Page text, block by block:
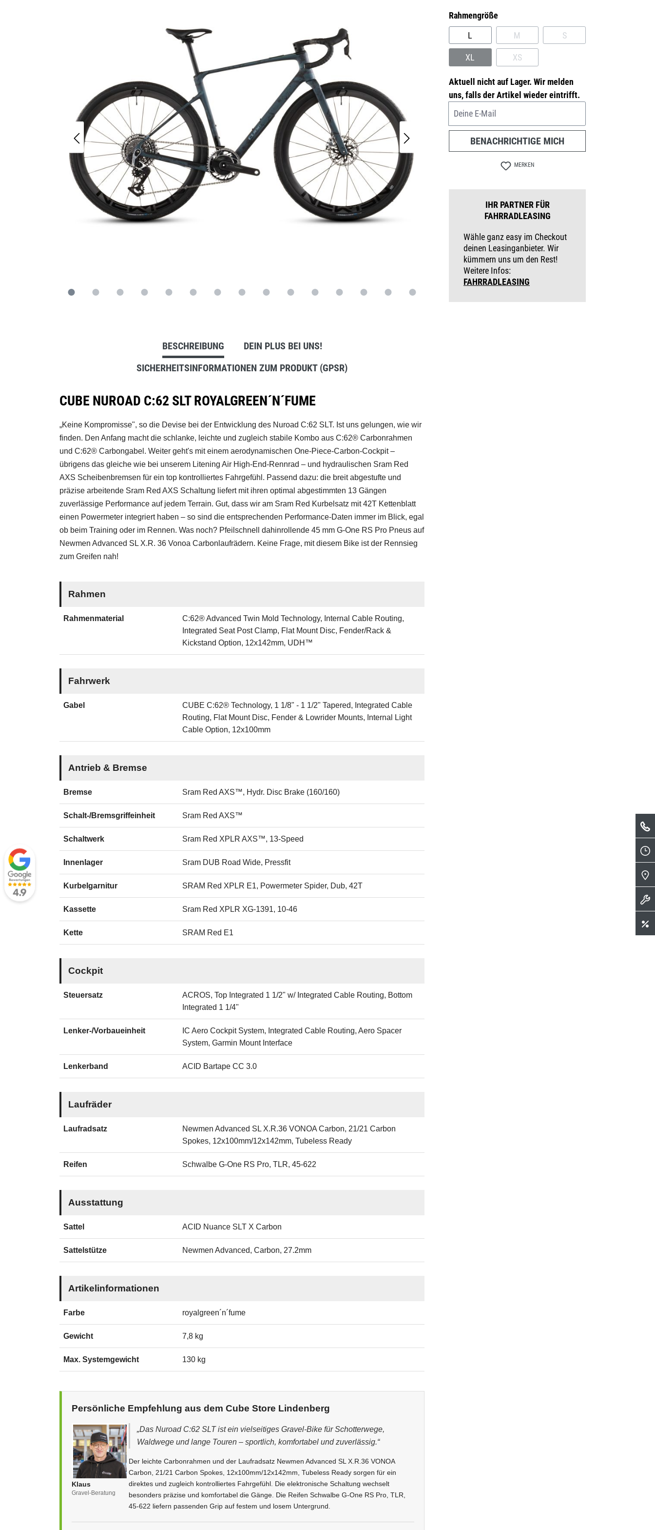
E-Bike Transport
Trekking Flaschenhalter
Pedale
Helme
Schlösser
Beleuchtung
Werkzeug
Bosch E Bike
Anbausets
Rahmengrößeauswählen
L
M
(DIESE OPTION IST ZURZEIT NICHT
S
(DIESE OPTION IST ZURZEIT
XL
(DIESE OPTION IST ZURZEIT NICHT VERFÜGBAR.)
XS
(DIESE OPTION IST ZURZEIT NICHT
Aktuell nicht auf Lager. Wir melden
uns, falls der Artikel wieder eintrifft.
Deine E-Mail
BENACHRICHTIGE MICH
MERKEN
IHR PARTNER FÜR
FAHRRADLEASING
Wähle ganz easy im Checkout
deinen Leasinganbieter. Wir
kümmern uns um den Rest!
Weitere Infos:
FAHRRADLEASING
BESCHREIBUNG
DEIN PLUS BEI UNS!
SICHERHEITSINFORMATIONEN ZUM PRODUKT (GPSR)
CUBE NUROAD C:62 SLT ROYALGREEN´N´FUME
„Keine Kompromisse", so die Devise bei der Entwicklung des Nuroad C:62 SLT. Ist uns gelungen, wie wir
finden. Den Anfang macht die schlanke, leichte und zugleich stabile Kombo aus C:62® Carbonrahmen
und C:62® Carbongabel. Weiter geht's mit einem aerodynamischen One-Piece-Carbon-Cockpit –
übrigens das gleiche wie bei unserem Litening Air High-End-Rennrad – und hydraulischen Sram Red
AXS Scheibenbremsen für ein top kontrolliertes Fahrgefühl. Passend dazu: die breit abgestufte und
präzise arbeitende Sram Red AXS Schaltung liefert mit ihren optimal abgestimmten 13 Gängen
zuverlässige Performance auf jedem Terrain. Gut, dass wir am Sram Red Kurbelsatz mit 42T Kettenblatt
einen Powermeter integriert haben – so sind die entsprechenden Performance-Daten immer im Blick, egal
ob beim Training oder im Rennen. Was noch? Pfeilschnell dahinrollende 45 mm G-One RS Pro Pneus auf
Newmen Advanced SL X.R. 36 Vonoa Carbonlaufrädern. Keine Frage, mit diesem Bike ist der Rennsieg
zum Greifen nah!
Rahmen
Rahmenmaterial
C:62® Advanced Twin Mold Technology, Internal Cable Routing,
Integrated Seat Post Clamp, Flat Mount Disc, Fender/Rack &
Kickstand Option, 12x142mm, UDH™
Fahrwerk
Gabel
CUBE C:62® Technology, 1 1/8" - 1 1/2" Tapered, Integrated Cable
Routing, Flat Mount Disc, Fender & Lowrider Mounts, Internal Light
Cable Option, 12x100mm
Antrieb & Bremse
Bremse Sram Red AXS™, Hydr. Disc Brake (160/160)
Schalt-/Bremsgriffeinheit Sram Red AXS™
Schaltwerk Sram Red XPLR AXS™, 13-Speed
Innenlager Sram DUB Road Wide, Pressfit
Kurbelgarnitur SRAM Red XPLR E1, Powermeter Spider, Dub, 42T
Kassette Sram Red XPLR XG-1391, 10-46
Kette SRAM Red E1
Cockpit
Steuersatz
ACROS, Top Integrated 1 1/2" w/ Integrated Cable Routing, Bottom
Integrated 1 1/4"
Lenker-/Vorbaueinheit
IC Aero Cockpit System, Integrated Cable Routing, Aero Spacer
System, Garmin Mount Interface
Lenkerband ACID Bartape CC 3.0
Laufräder
Laufradsatz
Newmen Advanced SL X.R.36 VONOA Carbon, 21/21 Carbon
Spokes, 12x100mm/12x142mm, Tubeless Ready
Reifen Schwalbe G-One RS Pro, TLR, 45-622
Ausstattung
Sattel ACID Nuance SLT X Carbon
Sattelstütze Newmen Advanced, Carbon, 27.2mm
Artikelinformationen
Farbe royalgreen´n´fume
Gewicht 7,8 kg
Max. Systemgewicht 130 kg
Persönliche Empfehlung aus dem Cube Store Lindenberg
Klaus
Gravel-Beratung
„Das Nuroad C:62 SLT ist ein vielseitiges Gravel-Bike für Schotterwege,
Waldwege und lange Touren – sportlich, komfortabel und zuverlässig.“
Der leichte Carbonrahmen und der Laufradsatz Newmen Advanced SL X.R.36 VONOA
Carbon, 21/21 Carbon Spokes, 12x100mm/12x142mm, Tubeless Ready sorgen für ein
direktes und zugleich kontrolliertes Fahrgefühl. Die elektronische Schaltung wechselt
besonders präzise und komfortabel die Gänge. Die Reifen Schwalbe G-One RS Pro, TLR,
45-622 liefern passenden Grip auf festem und losem Untergrund.